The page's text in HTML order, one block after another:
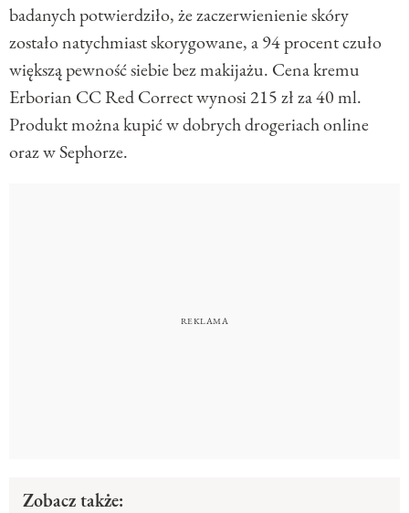
badanych potwierdziło, że zaczerwienienie skóry
zostało natychmiast skorygowane, a 94 procent czuło
większą pewność siebie bez makijażu. Cena kremu
Erborian CC Red Correct wynosi 215 zł za 40 ml.
Produkt można kupić w dobrych drogeriach online
oraz w Sephorze.
Zobacz także: